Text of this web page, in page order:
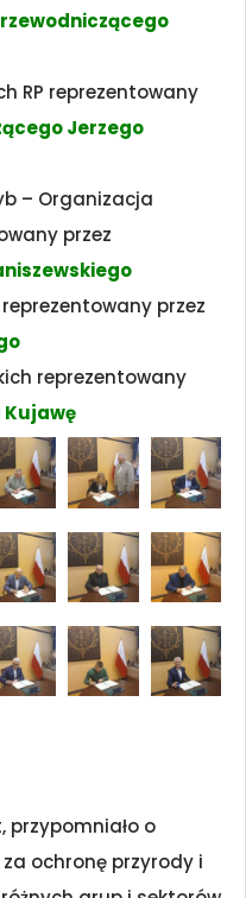
RP reprezentowany
Jerzego
– Organizacja
przez
reprezentowany przez
reprezentowany
Kujawę
przypomniało o
ochronę przyrody i